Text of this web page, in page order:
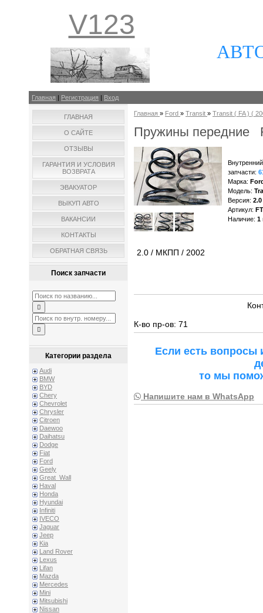
V123
Главная | Регистрация | Вход
ГЛАВНАЯ
О САЙТЕ
ОТЗЫВЫ
ГАРАНТИЯ И УСЛОВИЯ
ВОЗВРАТА
ЭВАКУАТОР
ВЫКУП АВТО
ВАКАНСИИ
КОНТАКТЫ
ОБРАТНАЯ СВЯЗЬ
Поиск запчасти
Категории раздела
Audi
BMW
BYD
Chery
Chevrolet
Chrysler
Citroen
Daewoo
Daihatsu
Dodge
Fiat
Ford
Geely
Great_Wall
Haval
Honda
Hyundai
Infiniti
IVECO
Jaguar
Jeep
Kia
Land Rover
Lexus
Lifan
Mazda
Mercedes
Mini
Mitsubishi
Nissan
Главная » Ford » Transit » Transit ( FA ) (
Пружины передние
запчасти:
Марка:
Модель:
Версия:
Артикул:
Наличие: 1
2.0 / МКПП / 2002
К-во пр-ов: 71
Если есть
то мы
Напишите нам в WhatsApp